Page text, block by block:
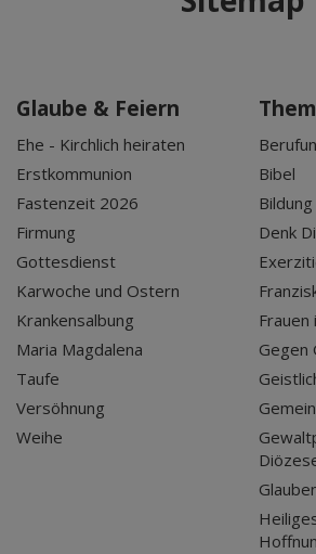
Glaube & Feiern
Ehe - Kirchlich heiraten
Erstkommunion
Fastenzeit 2026
Firmung
Gottesdienst
Karwoche und Ostern
Krankensalbung
Maria Magdalena
Taufe
Versöhnung
Weihe
Bibel
Denk
Gegen